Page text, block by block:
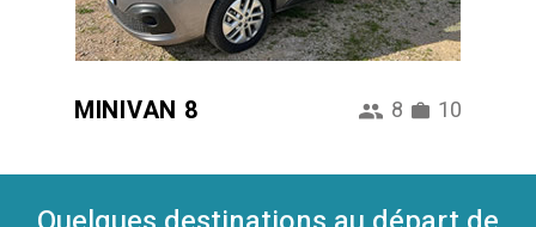
MINIVAN 8 8 10